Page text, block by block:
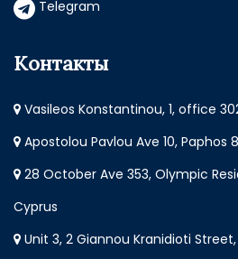
Telegram
Контакты
Vasileos Konstantinou, 1, office
Apostolou Pavlou Ave 10, Paphos
28 October Ave 353, Olympic
Cyprus
Unit 3, 2 Giannou Kranidioti